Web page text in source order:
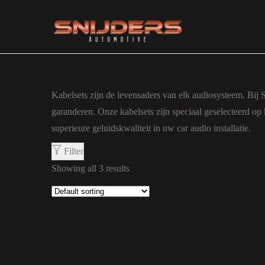
Ga naar navigatie
Ga naar de inhoud
Kabelsets zijn de levensaders van elk audiosysteem.
garanderen. Onze kabelsets zijn speciaal geselecteerd
superieure geluidskwaliteit in uw car audio installatie.
Filter
Showing all 3 results